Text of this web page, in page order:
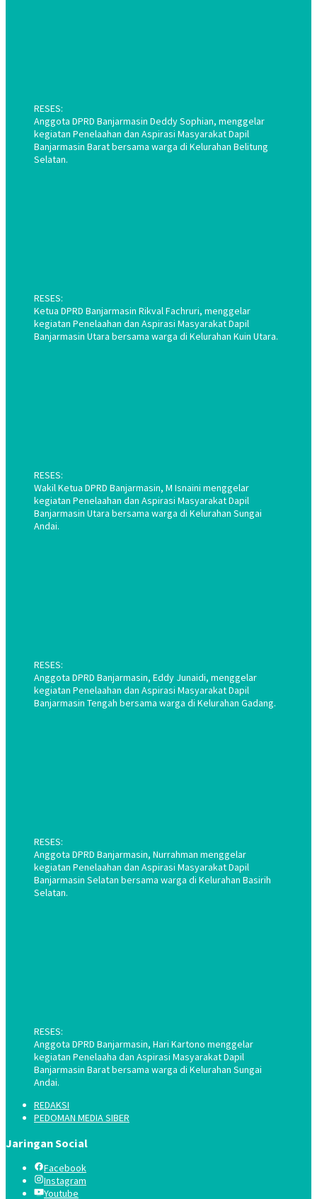
RESES:
Anggota DPRD Banjarmasin Deddy Sophian, menggelar
kegiatan Penelaahan dan Aspirasi Masyarakat Dapil
Banjarmasin Barat bersama warga di Kelurahan Belitung
Selatan.
RESES:
Ketua DPRD Banjarmasin Rikval Fachruri, menggelar
kegiatan Penelaahan dan Aspirasi Masyarakat Dapil
Banjarmasin Utara bersama warga di Kelurahan Kuin Utara.
RESES:
Wakil Ketua DPRD Banjarmasin, M Isnaini menggelar
kegiatan Penelaahan dan Aspirasi Masyarakat Dapil
Banjarmasin Utara bersama warga di Kelurahan Sungai
Andai.
RESES:
Anggota DPRD Banjarmasin, Eddy Junaidi, menggelar
kegiatan Penelaahan dan Aspirasi Masyarakat Dapil
Banjarmasin Tengah bersama warga di Kelurahan Gadang.
RESES:
Anggota DPRD Banjarmasin, Nurrahman menggelar
kegiatan Penelaahan dan Aspirasi Masyarakat Dapil
Banjarmasin Selatan bersama warga di Kelurahan Basirih
Selatan.
RESES:
Anggota DPRD Banjarmasin, Hari Kartono menggelar
kegiatan Penelaaha dan Aspirasi Masyarakat Dapil
Banjarmasin Barat bersama warga di Kelurahan Sungai
Andai.
REDAKSI
PEDOMAN MEDIA SIBER
Jaringan Social
Facebook
Instagram
Youtube